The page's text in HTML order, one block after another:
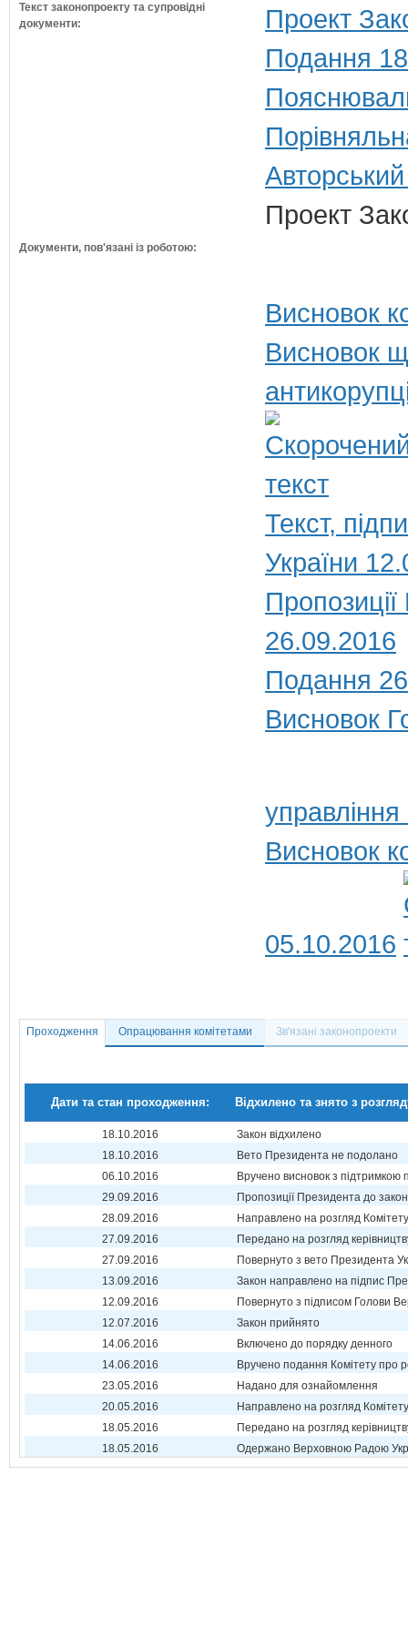
Текст законопроекту та супровідні
документи:
Проект
Подання
Проект
Документи, пов'язані із роботою:
Висновок
Висновок
Текст,
України
26.09.2016
Подання
Висновок
Висновок
05.10.2016
Проходження Опрацювання комітетами Зв'язані законопроекти
Дати та стан проходження: Відхилено та знято з
18.10.2016
Закон відхилено
18.10.2016
Вето Президента не подолано
06.10.2016
Вручено висновок з
29.09.2016
Пропозиції Президента до
28.09.2016
Направлено на розгляд Комітету
27.09.2016
Передано на розгляд
27.09.2016
Повернуто з вето Президента
13.09.2016
Закон направлено на підпис
12.09.2016
Повернуто з підписом Голови
12.07.2016
Закон прийнято
14.06.2016
Включено до порядку денного
14.06.2016
Вручено подання Комітету про
23.05.2016
Надано для ознайомлення
20.05.2016
Направлено на розгляд Комітету
18.05.2016
Передано на розгляд
18.05.2016
Одержано Верховною Радою